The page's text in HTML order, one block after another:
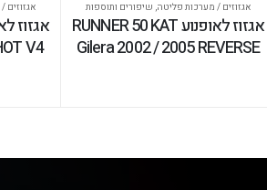
אגזוזים / מערכות פליטה, שיפורים ותוספות
אגזוז לאופנוע RUNNER 50 KAT
Gilera 2002 / 2005 REVERSE
אגזוזים
V4